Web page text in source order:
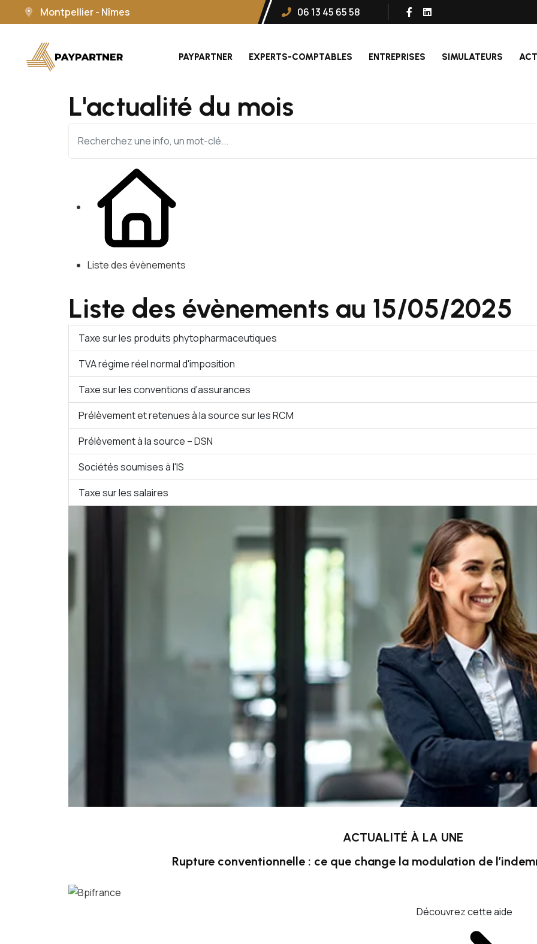
Montpellier - Nîmes 06 13 45 65 58
PAYPARTNER EXPERTS-COMPTABLES ENTREPRISES SIMULATEURS
L'actualité du mois
Liste des évènements
Liste des évènements au 15/05/2025
Taxe sur les produits phytopharmaceutiques
TVA régime réel normal d'imposition
Taxe sur les conventions d'assurances
Prélèvement et retenues à la source sur les RCM
Prélèvement à la source – DSN
Sociétés soumises à l'IS
Taxe sur les salaires
ACTUALITÉ À LA UNE
Rupture conventionnelle : ce que change la modulation de
Découvrez cette aide